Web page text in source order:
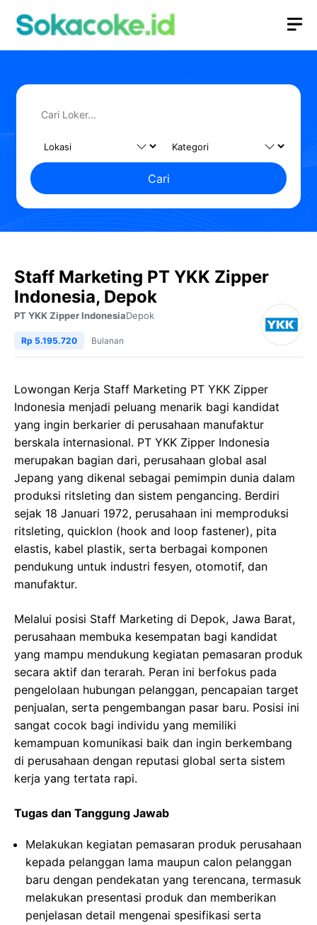
Cari
Staff Marketing PT YKK Zipper
Indonesia, Depok
PT YKK Zipper IndonesiaDepok
Rp 5.195.720 Bulanan
Lowongan Kerja Staff Marketing PT YKK Zipper
Indonesia menjadi peluang menarik bagi kandidat
yang ingin berkarier di perusahaan manufaktur
berskala internasional. PT YKK Zipper Indonesia
merupakan bagian dari, perusahaan global asal
Jepang yang dikenal sebagai pemimpin dunia dalam
produksi ritsleting dan sistem pengancing. Berdiri
sejak 18 Januari 1972, perusahaan ini memproduksi
ritsleting, quicklon (hook and loop fastener), pita
elastis, kabel plastik, serta berbagai komponen
pendukung untuk industri fesyen, otomotif, dan
manufaktur.
Melalui posisi Staff Marketing di Depok, Jawa Barat,
perusahaan membuka kesempatan bagi kandidat
yang mampu mendukung kegiatan pemasaran produk
secara aktif dan terarah. Peran ini berfokus pada
pengelolaan hubungan pelanggan, pencapaian target
penjualan, serta pengembangan pasar baru. Posisi ini
sangat cocok bagi individu yang memiliki
kemampuan komunikasi baik dan ingin berkembang
di perusahaan dengan reputasi global serta sistem
kerja yang tertata rapi.
Tugas dan Tanggung Jawab
Melakukan kegiatan pemasaran produk perusahaan
kepada pelanggan lama maupun calon pelanggan
baru dengan pendekatan yang terencana, termasuk
melakukan presentasi produk dan memberikan
penjelasan detail mengenai spesifikasi serta